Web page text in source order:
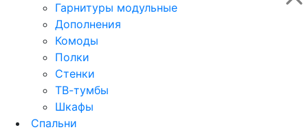
Гарнитуры модульные
Дополнения
Комоды
Полки
Стенки
ТВ-тумбы
Шкафы
Спальни